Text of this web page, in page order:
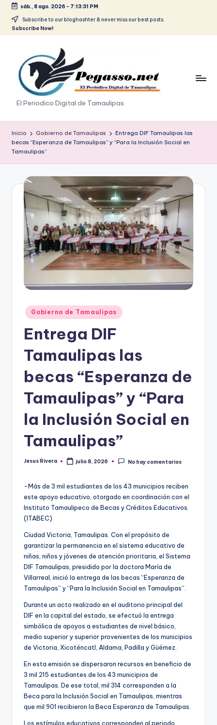
Saltar
sáb., 8 ago. 2026 - 7:13:31 PM
Subscribe to our bloghashter & never miss our best posts.
Subscribe Now!
p
e
g
a
s
o
p
El Periodico Digital de Tamaulipas
Inicio Gobierno de Tamaulipas
Entrega DIF Tamaulipas las
becas “Esperanza de Tamaulipas” y “Para la Inclusión Social en
Tamaulipas”
Publicado
en
Gobierno de Tamaulipas
Entrega DIF
Tamaulipas las
becas “Esperanza de
Tamaulipas” y “Para
la Inclusión Social en
Tamaulipas”
Publicado
Jesus Rivera julio 8, 2026 No hay comentarios
-Más de 3 mil estudiantes de los 43 municipios reciben
este apoyo educativo, otorgado en coordinación con el
Instituto Tamaulipeco de Becas y Créditos Educativos.
(ITABEC)
Ciudad Victoria, Tamaulipas. Con el propósito de
garantizar la permanencia en el sistema educativo de
niñas, niños y jóvenes de atención prioritaria, el Sistema
DIF Tamaulipas, presidido por la doctora María de
Villarreal, inició la entrega de las becas “Esperanza de
Tamaulipas” y “Para la Inclusión Social en Tamaulipas”.
Durante un acto realizado en el auditorio principal del
DIF en la capital del estado, se efectuó la entrega
simbólica de apoyos a estudiantes de nivel básico,
medio superior y superior provenientes de los municipios
de Victoria, Xicoténcatl, Aldama, Padilla y Güémez.
En esta emisión se dispersaron recursos en beneficio de
3 mil 215 estudiantes de los 43 municipios de
Tamaulipas. De ese total, mil 314 corresponden a la
Beca para la Inclusión Social en Tamaulipas, mientras
que mil 901 recibieron la Beca Esperanza de Tamaulipas.
Los estímulos educativos corresponden al periodo